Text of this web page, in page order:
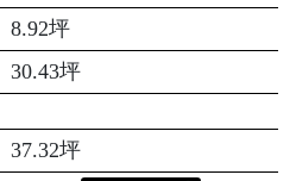
8.92坪
30.43坪
37.32坪